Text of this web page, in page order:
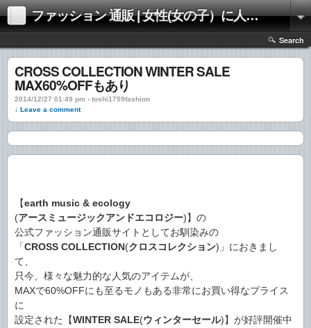
ファッション 通販 | 女性(女の子）に人気のファッションの通販 | 情報
Search
CROSS COLLECTION WINTER SALE
MAX60%OFFもあり
2014/12/27 01:49 pm › toshi1759fashion
↓ Leave a comment
【earth music & ecology
(アースミュージックアンドエコロジー)】の
公式ファッション通販サイトとしてお馴染みの
「CROSS COLLECTION(クロスコレクション)」におきまし
て、
只今、様々な魅力的な人気のアイテムが、
MAXで60%OFFにも至るモノもある非常にお買い得なプライス
に
設定された【WINTER SALE(ウィンターセール)】が好評開催中